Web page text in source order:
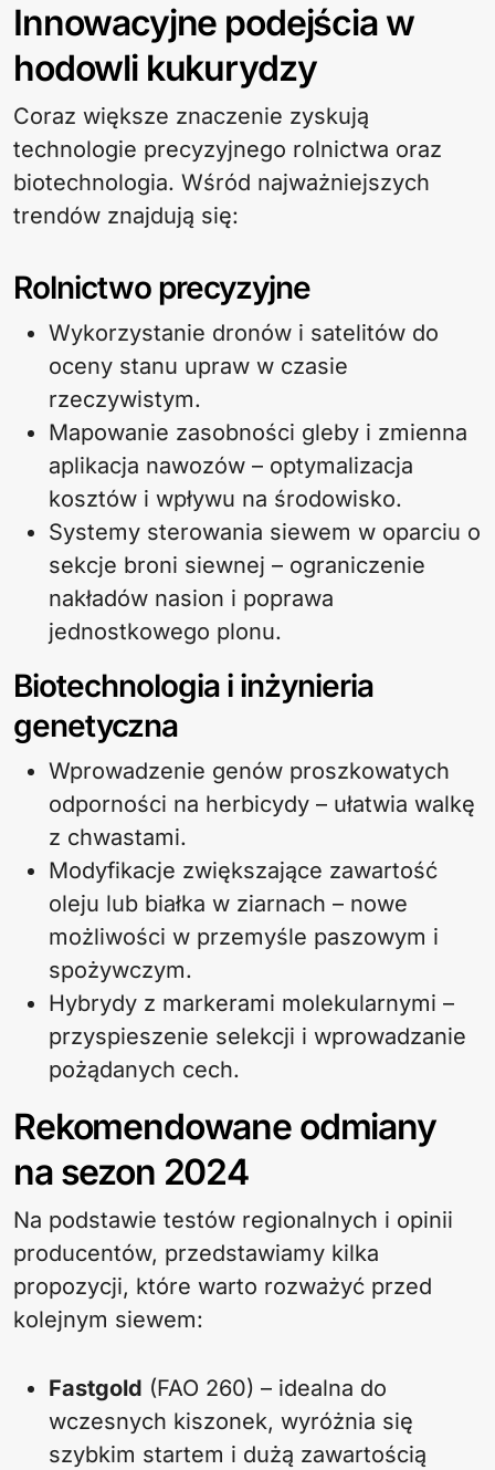
Innowacyjne podejścia w
hodowli kukurydzy
Coraz większe znaczenie zyskują
technologie precyzyjnego rolnictwa oraz
biotechnologia. Wśród najważniejszych
trendów znajdują się:
Rolnictwo precyzyjne
Wykorzystanie dronów i satelitów do
oceny stanu upraw w czasie
rzeczywistym.
Mapowanie zasobności gleby i zmienna
aplikacja nawozów – optymalizacja
kosztów i wpływu na środowisko.
Systemy sterowania siewem w oparciu o
sekcje broni siewnej – ograniczenie
nakładów nasion i poprawa
jednostkowego plonu.
Biotechnologia i inżynieria
genetyczna
Wprowadzenie genów proszkowatych
odporności na herbicydy – ułatwia walkę
z chwastami.
Modyfikacje zwiększające zawartość
oleju lub białka w ziarnach – nowe
możliwości w przemyśle paszowym i
spożywczym.
Hybrydy z markerami molekularnymi –
przyspieszenie selekcji i wprowadzanie
pożądanych cech.
Rekomendowane odmiany
na sezon 2024
Na podstawie testów regionalnych i opinii
producentów, przedstawiamy kilka
propozycji, które warto rozważyć przed
kolejnym siewem:
Fastgold (FAO 260) – idealna do
wczesnych kiszonek, wyróżnia się
szybkim startem i dużą zawartością